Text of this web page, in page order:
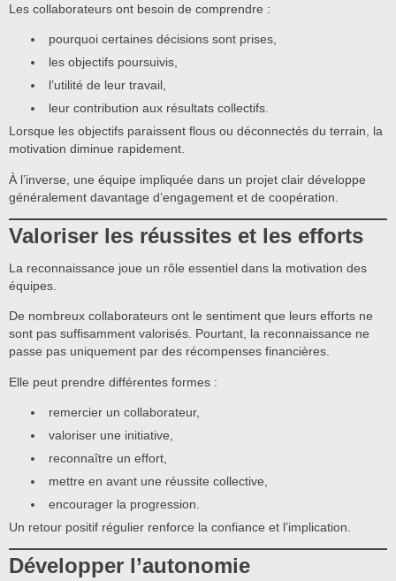
Les collaborateurs ont besoin de comprendre :
pourquoi certaines décisions sont prises,
les objectifs poursuivis,
l’utilité de leur travail,
leur contribution aux résultats collectifs.
Lorsque les objectifs paraissent flous ou déconnectés du terrain, la
motivation diminue rapidement.
À l’inverse, une équipe impliquée dans un projet clair développe
généralement davantage d’engagement et de coopération.
Valoriser les réussites et les efforts
La reconnaissance joue un rôle essentiel dans la motivation des
équipes.
De nombreux collaborateurs ont le sentiment que leurs efforts ne
sont pas suffisamment valorisés. Pourtant, la reconnaissance ne
passe pas uniquement par des récompenses financières.
Elle peut prendre différentes formes :
remercier un collaborateur,
valoriser une initiative,
reconnaître un effort,
mettre en avant une réussite collective,
encourager la progression.
Un retour positif régulier renforce la confiance et l’implication.
Développer l’autonomie